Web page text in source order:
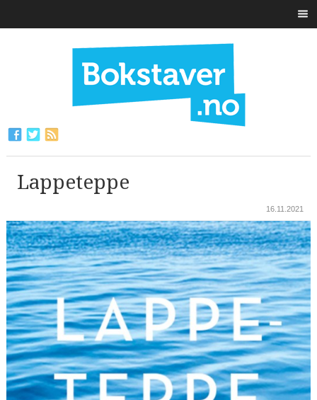
Lappeteppe
16.11.2021